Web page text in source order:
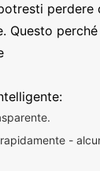
perdere
-